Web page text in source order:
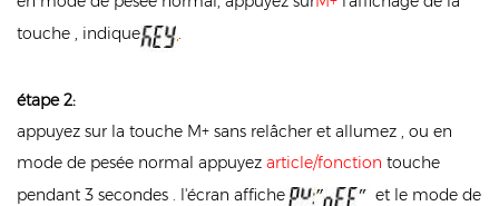
touche , indique
.
étape 2:
appuyez sur la touche M+ sans relâcher et allumez , ou en
mode de pesée normal appuyez article/fonction touche
pendant 3 secondes . l'écran affiche
et le mode de